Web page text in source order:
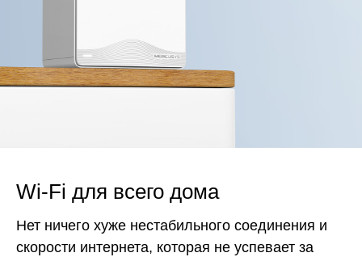
Wi-Fi для всего дома
Нет ничего хуже нестабильного соединения и
скорости интернета, которая не успевает за